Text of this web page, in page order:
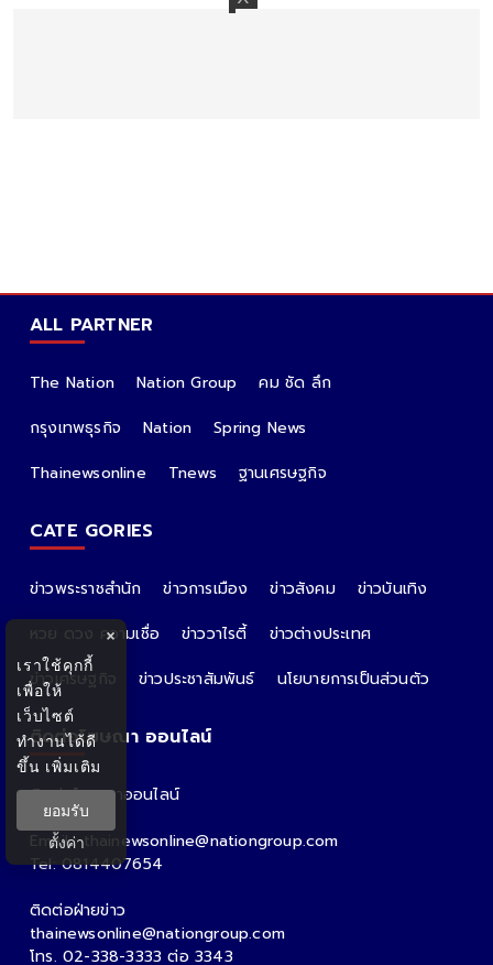
ALL PARTNER
The Nation Nation Group
คม ชัด ลึก
กรุงเทพธุรกิจ
Nation
Spring News
Thainewsonline
Tnews ฐานเศรษฐกิจ
CATE GORIES
ข่าวพระราชสำนัก ข่าวการเมือง ข่าวสังคม
ข่าวบันเทิง
หวย ดวง ความเชื่อ
ข่าววาไรตี้
ข่าวต่างประเทศ
ข่าวเศรษฐกิจ
ข่าวประชาสัมพันธ์ นโยบายการเป็นส่วนตัว
ติดต่อโฆษณา ออนไลน์
ติดต่อโฆษณาออนไลน์
คุณอ้อ
Email : thainewsonline@nationgroup.com
Tel: 0814407654
ติดต่อฝ่ายข่าว
thainewsonline@nationgroup.com
โทร. 02-338-3333 ต่อ 3343
×
เราใช้คุกกี้
เพื่อให้
เว็บไซต์
ทำงานได้ดี
ขึ้น เพิ่มเติม
ยอมรับ
ตั้งค่า